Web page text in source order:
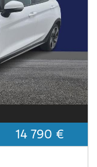
14 790 €